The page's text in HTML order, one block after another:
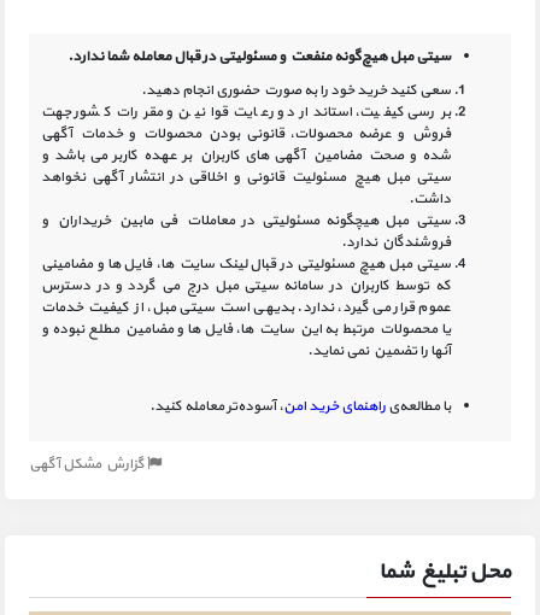
سیتی مبل هیچ‌گونه منفعت و مسئولیتی درقبال معامله شما ندارد.
سعی کنید خرید خود را به صورت حضوری انجام دهید.
بررسی کیفیت، استاندارد و رعایت قوانین و مقررات کشور جهت
فروش و عرضه محصولات، قانونی بودن محصولات و خدمات آگهی
شده و صحت مضامین آگهی‏ های کاربران بر عهده کاربر می باشد و
سیتی مبل هیچ مسئولیت قانونی و اخلاقی در انتشار آگهی نخواهد
داشت.
سیتی مبل هیچگونه مسئولیتی در معاملات فی مابین خریداران و
فروشندگان ندارد.
سیتی مبل هیچ مسئولیتی در قبال لینک‏ سایت ‏ها، فایل ‏ها و مضامینی
که توسط کاربران در سامانه‏ سیتی مبل درج می گردد و در دسترس
عموم قرار می گیرد، ندارد. بدیهی است سیتی مبل، از کیفیت خدمات
یا محصولات مرتبط به این سایت‏ ها، فایل ها و مضامین مطلع نبوده و
آنها را تضمین نمی نماید.
با مطالعه‌یراهنمای خرید امن، آسوده‌تر معامله کنید.
گزارش مشکل آگهی
محل تبلیغ شما